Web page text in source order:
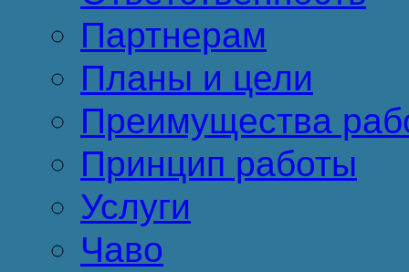
Партнерам
Планы и цели
Преимущества
Принцип работы
Услуги
Чаво